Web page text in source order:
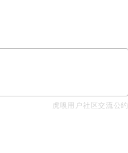
虎嗅用户社区交流公约